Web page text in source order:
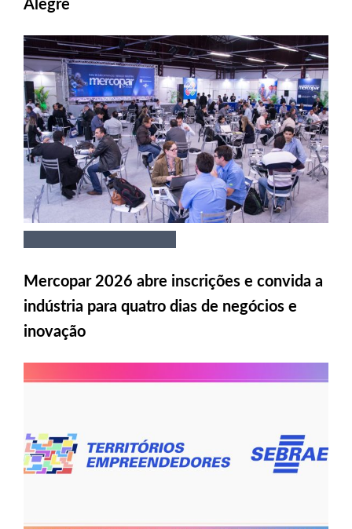
Mercopar 2026 abre inscrições e convida a
indústria para quatro dias de negócios e
inovação